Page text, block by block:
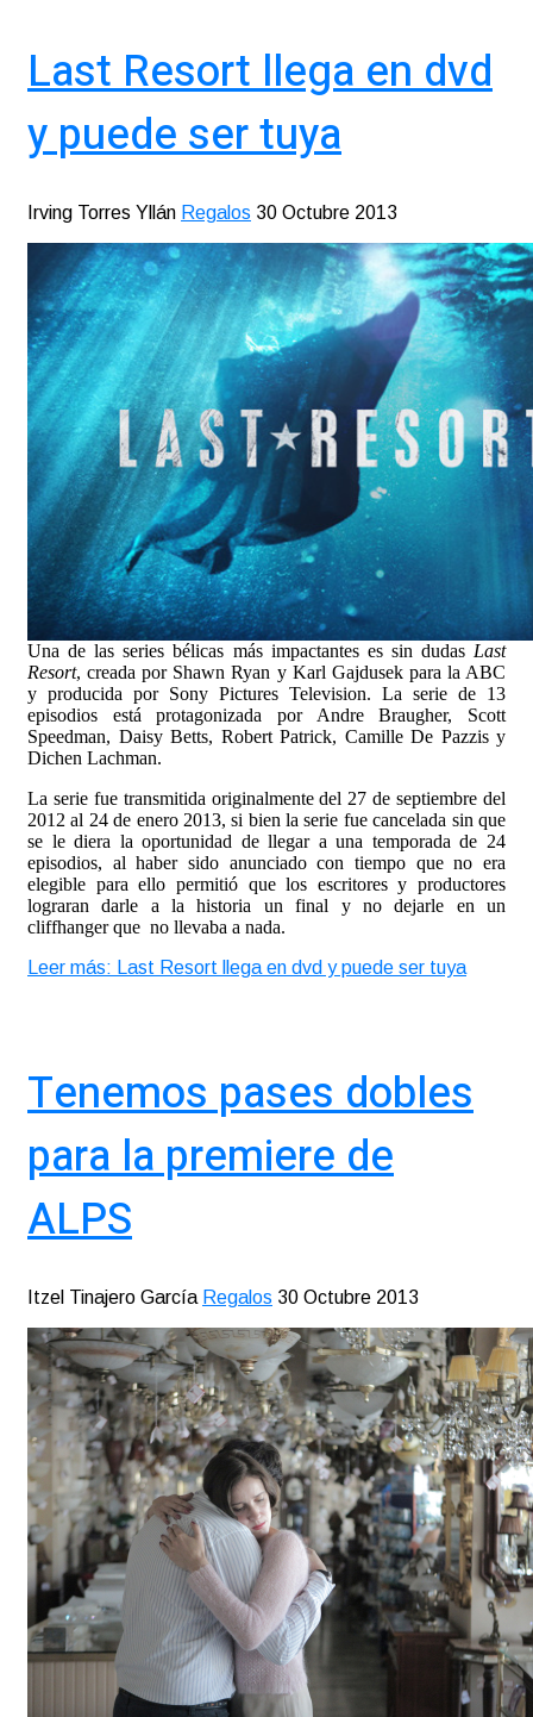
Last Resort llega en dvd
y puede ser tuya
Irving Torres Yllán Regalos 30 Octubre 2013
Una de las series bélicas más impactantes es sin dudas Last
Resort, creada por Shawn Ryan y Karl Gajdusek para la ABC
y producida por Sony Pictures Television. La serie de 13
episodios está protagonizada por Andre Braugher, Scott
Speedman, Daisy Betts, Robert Patrick, Camille De Pazzis y
Dichen Lachman.
La serie fue transmitida originalmente del 27 de septiembre del
2012 al 24 de enero 2013, si bien la serie fue cancelada sin que
se le diera la oportunidad de llegar a una temporada de 24
episodios, al haber sido anunciado con tiempo que no era
elegible para ello permitió que los escritores y productores
lograran darle a la historia un final y no dejarle en un
cliffhanger que no llevaba a nada.
Leer más: Last Resort llega en dvd y puede ser tuya
Tenemos pases dobles
para la premiere de
ALPS
Itzel Tinajero García Regalos 30 Octubre 2013